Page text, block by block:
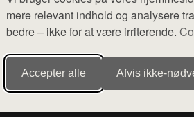
mere relevant indhold og analysere
bedre – ikke for at være irriterende.
Accepter alle Afvis
webshops. Der sælges ikke
forbeholdes.